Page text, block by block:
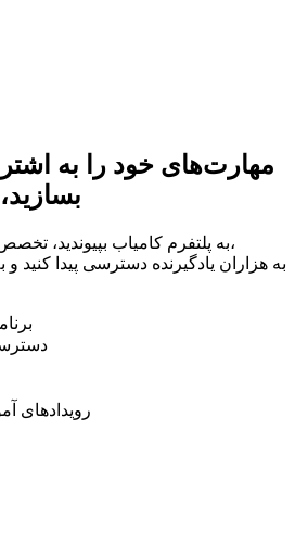
مهارت‌های خود را به
به پلتفرم کامیاب بپیوندید، تخصص خود را به اشتراک بگذارید،
به هزاران یادگیرنده دسترسی پیدا کنید
رویدادهای